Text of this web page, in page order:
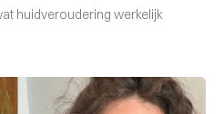
huidveroudering werkelijk